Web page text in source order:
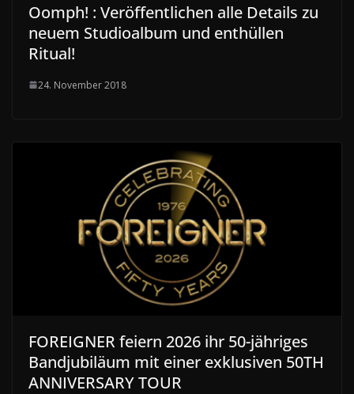
Oomph! : Veröffentlichen alle Details zu
neuem Studioalbum und enthüllen
Ritual!
24. November 2018
FOREIGNER feiern 2026 ihr 50-jähriges
Bandjubiläum mit einer exklusiven 50TH
ANNIVERSARY TOUR